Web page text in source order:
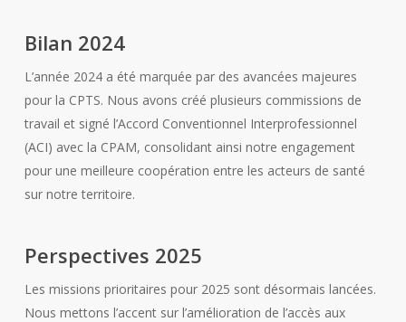
Bilan 2024
L’année 2024 a été marquée par des avancées majeures
pour la CPTS. Nous avons créé plusieurs commissions de
travail et signé l’Accord Conventionnel Interprofessionnel
(ACI) avec la CPAM, consolidant ainsi notre engagement
pour une meilleure coopération entre les acteurs de santé
sur notre territoire.
Perspectives 2025
Les missions prioritaires pour 2025 sont désormais lancées.
Nous mettons l’accent sur l’amélioration de l’accès aux